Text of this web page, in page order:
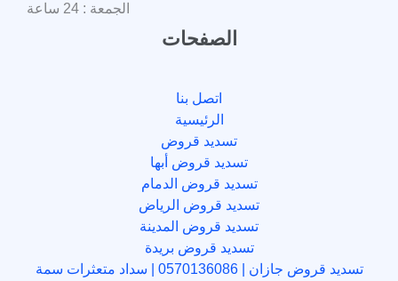
الجمعة : 24 ساعة
الصفحات
اتصل بنا
الرئيسية
تسديد قروض
تسديد قروض أبها
تسديد قروض الدمام
تسديد قروض الرياض
تسديد قروض المدينة
تسديد قروض بريدة
تسديد قروض جازان | 0570136086 | سداد متعثرات سمة